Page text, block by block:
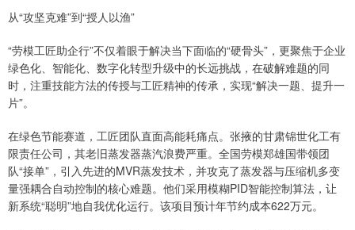
从“攻坚克难”到“授人以渔”
“劳模工匠助企行”不仅着眼于解决当下面临的“硬骨头”，更聚焦于企业
绿色化、智能化、数字化转型升级中的长远挑战，在破解难题的同
时，注重技能方法的传授与工匠精神的传承，实现“解决一题、提升一
片”。
在绿色节能赛道，工匠团队直面高能耗痛点。张掖的甘肃锦世化工有
限责任公司，其老旧蒸发器蒸汽浪费严重。全国劳模郑雄国带领团
队“接单”，引入先进的MVR蒸发技术，并攻克了蒸发器与压缩机多变
量强耦合自动控制的核心难题。他们采用模糊PID智能控制算法，让
新系统“聪明”地自我优化运行。该项目预计年节约成本622万元。